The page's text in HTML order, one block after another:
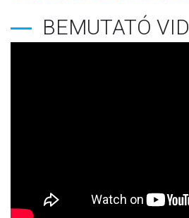
BEMUTATÓ